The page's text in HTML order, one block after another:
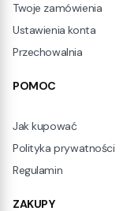
Twoje zamówienia
Ustawienia konta
Przechowalnia
POMOC
Jak kupować
Polityka prywatności
Regulamin
ZAKUPY